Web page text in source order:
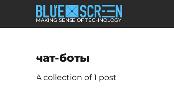
MAKING SENSE OF TECHNOLOGY
чат-боты
A collection of 1 post